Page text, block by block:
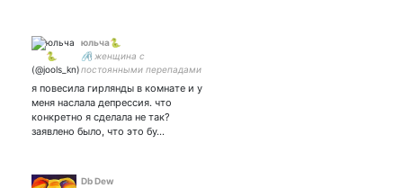
юльча🐍
🖇 женщина с
постоянными перепадами
внушительной историей
болезни и недотрахом
пытающаяся не впасть в
очередную депрессию
я повесила гирлянды в комнате и у
меня наслала депрессия. что
конкретно я сделала не так?
заявлено было, что это бу…
Db Dew